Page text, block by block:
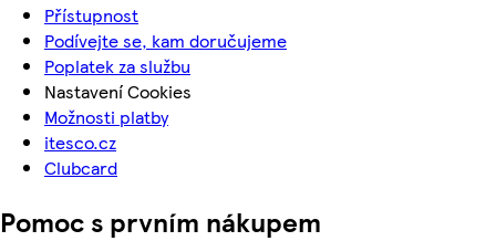
Přístupnost
Podívejte se, kam doručujeme
Poplatek za službu
Nastavení Cookies
Možnosti platby
itesco.cz
Clubcard
Pomoc s prvním nákupem